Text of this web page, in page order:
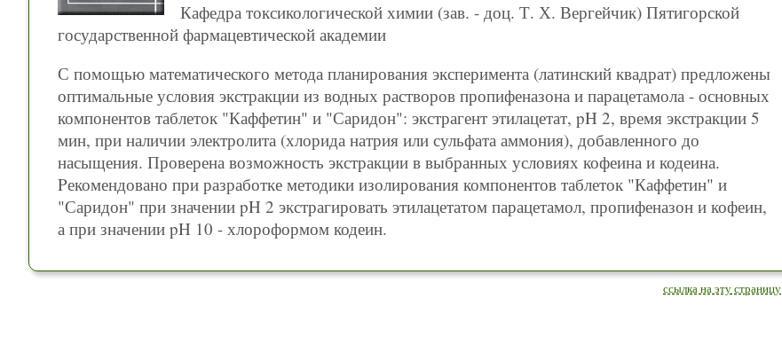
Кафедра токсикологической химии (зав. - доц. Т. Х. Вергейчик) Пятигорской
государственной фармацевтической академии
С помощью математического метода планирования эксперимента (латинский квадрат) предложены
оптимальные условия экстракции из водных растворов пропифеназона и парацетамола - основных
компонентов таблеток "Каффетин" и "Саридон": экстрагент этилацетат, pH 2, время экстракции 5
мин, при наличии электролита (хлорида натрия или сульфата аммония), добавленного до
насыщения. Проверена возможность экстракции в выбранных условиях кофеина и кодеина.
Pекомендовано при разработке методики изолирования компонентов таблеток "Каффетин" и
"Саридон" при значении pH 2 экстрагировать этилацетатом парацетамол, пропифеназон и кофеин,
а при значении pH 10 - хлороформом кодеин.
ссылка на эту страницу